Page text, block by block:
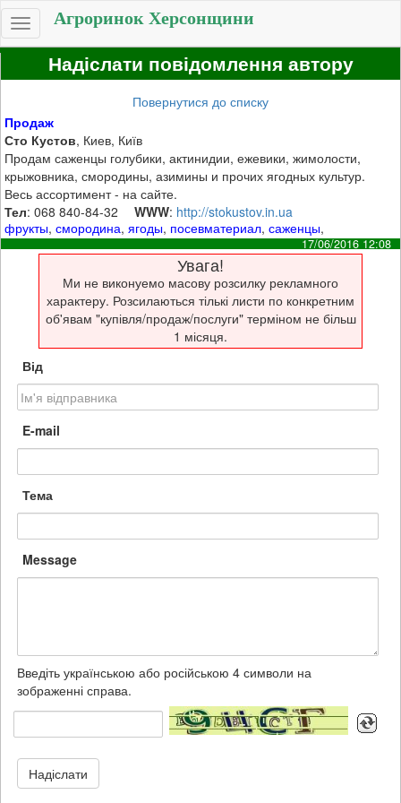
Toggle
navigation
Агроринок Херсонщини
Надіслати повідомлення автору
Повернутися до списку
Продаж
Сто Кустов, Киев, Київ
Продам саженцы голубики, актинидии, ежевики, жимолости,
крыжовника, смородины, азимины и прочих ягодных культур.
Весь ассортимент - на сайте.
Тел: 068 840-84-32 WWW: http://stokustov.in.ua
фрукты,смородина,ягоды, посевматериал,саженцы,
17/06/2016 12:08
Увага!
Ми не виконуемо масову розсилку рекламного
характеру. Розсилаються тількі листи по конкретним
об'явам "купівля/продаж/послуги" терміном не більш
1 місяця.
Від
E-mail
Тема
Message
Введіть українською або російською 4 символи на
зображенні справа.
Надіслати